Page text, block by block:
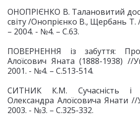
ОНОПРІЄНКО В. Талановитий
світу /Онопрієнко В., Щербань Т.
– 2004. - №4. – С.63.
ПОВЕРНЕННЯ із забуття:
Алоїсович Яната (1888-1938) //
2001. - №4. – С.513-514.
СИТНИК К.М. Сучасність і
Олександра Алоїсовича Янати
2003. - №3. – С.325-332.